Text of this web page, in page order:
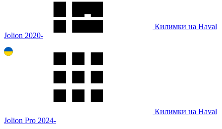
Килимки на Haval
Jolion 2020-
Килимки на Haval
Jolion Pro 2024-